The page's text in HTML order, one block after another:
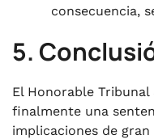
consecuencia,
5.
El Honorable
finalmente una
implicaciones de